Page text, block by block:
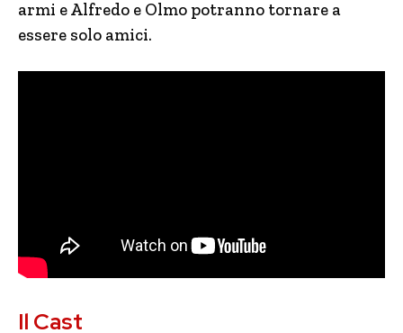
armi e Alfredo e Olmo potranno tornare a
essere solo amici.
Il Cast